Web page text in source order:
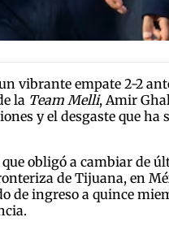
vibrante empate 2-2
la Team Melli, Amir
y el desgaste que
obligó a cambiar de
de Tijuana, en
de ingreso a quince